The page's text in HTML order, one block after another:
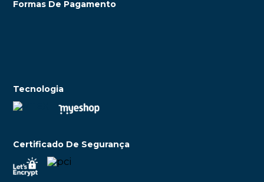
Formas De Pagamento
Tecnologia
Certificado De Segurança